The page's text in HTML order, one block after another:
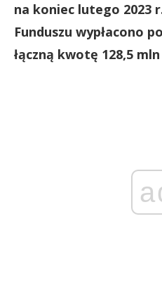
na koniec lutego 2023
Funduszu wypłacono
łączną kwotę 128,5 mln